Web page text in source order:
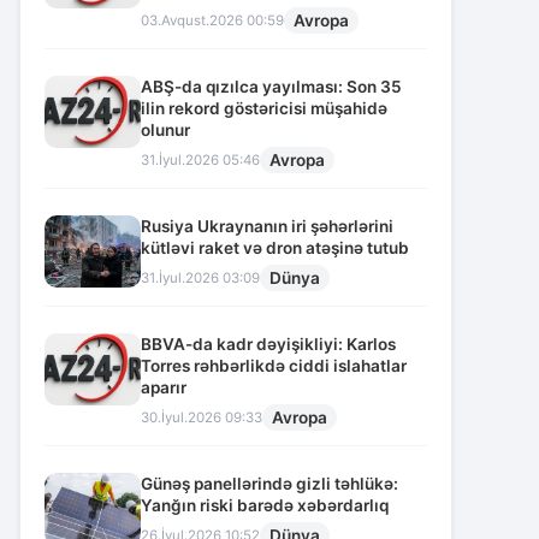
03.Avqust.2026 00:59 Avropa
ABŞ-da qızılca yayılması: Son 35
ilin rekord göstəricisi müşahidə
olunur
31.İyul.2026 05:46 Avropa
Rusiya Ukraynanın iri şəhərlərini
kütləvi raket və dron atəşinə tutub
31.İyul.2026 03:09 Dünya
BBVA-da kadr dəyişikliyi: Karlos
Torres rəhbərlikdə ciddi islahatlar
aparır
30.İyul.2026 09:33 Avropa
Günəş panellərində gizli təhlükə:
Yanğın riski barədə xəbərdarlıq